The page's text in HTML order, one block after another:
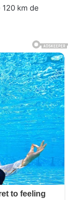
km de